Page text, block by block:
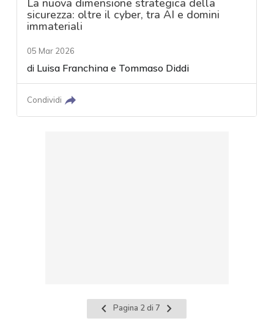
La nuova dimensione strategica della
sicurezza: oltre il cyber, tra AI e domini
immateriali
05 Mar 2026
di Luisa Franchina e Tommaso Diddi
Condividi
Pagina
precedente
Pagina 2 di 7
Pagina
successiva